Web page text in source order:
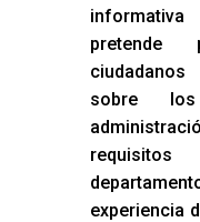
pretende
sobre
experiencia